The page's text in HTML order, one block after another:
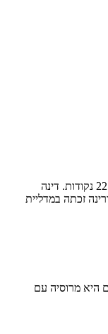
זכתה במדליית הארד בתרגיל הכדור באליפות העולם בבאקו עם 22.400 נקודות. דינה
התאומה ארינה אוורינה זכתה במדליית
דינה אברינה גם היא מרוסיה עם